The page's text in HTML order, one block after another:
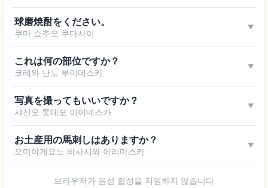
球磨焼酎をください。
쿠마 쇼추오 쿠다사이
▼
これは何の部位ですか？
코레와 난노 부이데스카
▼
写真を撮ってもいいですか？
샤신오 톳테모 이이데스카
▼
お土産用の馬刺しはありますか？
오미야게요노 바사시와 아리마스카
▼
브라우저가 음성 합성을 지원하지 않습니다